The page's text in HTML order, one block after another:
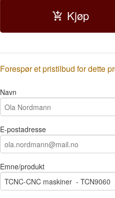
Kjøp
Forespør et pristilbud for dette
Navn
E-postadresse
Emne/produkt